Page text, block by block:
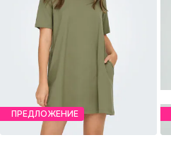
ПРЕДЛОЖЕНИЕ